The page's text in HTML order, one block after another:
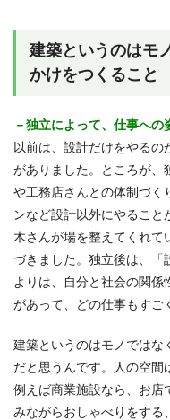
建築というのはモ
かけをつくること
－独立によって、仕事への
以前は、設計だけをやるの
がありました。ところが、
や工務店さんとの体制づく
ンなど設計以外にやるこ
木さんが場を整えてくれて
づきました。独立後は、「
よりは、自分と社会の関
があって、どの仕事もすご
建築というのはモノではな
だと思うんです。人の空間
例えば商業施設なら、お店
みながらおしゃべりをする